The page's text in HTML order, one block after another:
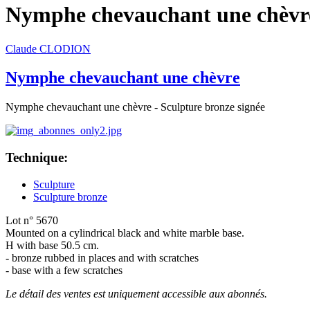
Nymphe chevauchant une
Claude CLODION
Nymphe chevauchant une chèvre
Nymphe chevauchant une chèvre - Sculpture bronze signée
Technique:
Sculpture
Sculpture bronze
Lot n° 5670
Mounted on a cylindrical black and white marble base.
H with base 50.5 cm.
- bronze rubbed in places and with scratches
- base with a few scratches
Le détail des ventes est uniquement accessible aux abonnés.